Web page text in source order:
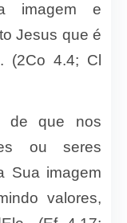
imagem e
Jesus que é
(2Co 4.4; Cl
de que nos
ou seres
Sua imagem
valores,